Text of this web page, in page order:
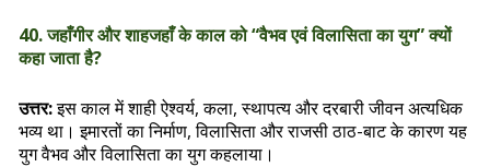
40. जहाँगीर और शाहजहाँ के काल को “वैभव एवं विलासिता का युग” क्यों
कहा जाता है?
उत्तर:इस काल में शाही ऐश्वर्य, कला, स्थापत्य और दरबारी जीवन अत्यधिक
भव्य था। इमारतों का निर्माण, विलासिता और राजसी ठाठ-बाट के कारण यह
युग वैभव और विलासिता का युग कहलाया।